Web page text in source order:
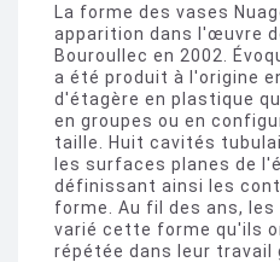
La forme des vases
apparition dans l'œuvre
Bouroullec en 2002.
a été produit à l'origine
d'étagère en plastique
en groupes ou en
taille. Huit cavités
les surfaces planes de
définissant ainsi les
forme. Au fil des ans,
varié cette forme qu'ils
répétée dans leur travail